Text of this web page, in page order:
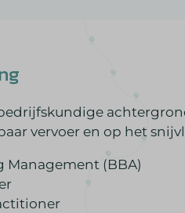
vervoer en op het
Management (BBA)